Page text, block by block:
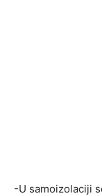
-U samoizolaciji